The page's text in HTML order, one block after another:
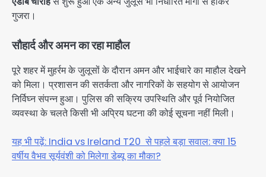
गुजरा।
सौहार्द और अमन का रहा माहौल
पूरे शहर में मुहर्रम के जुलूसों के दौरान अमन और भाईचारे का माहौल देखने
को मिला। प्रशासन की सतर्कता और नागरिकों के सहयोग से आयोजन
निर्विघ्न संपन्न हुआ। पुलिस की सक्रिय उपस्थिति और पूर्व नियोजित
व्यवस्था के चलते किसी भी अप्रिय घटना की कोई सूचना नहीं मिली।
यह भी पढ़ें: India vs Ireland T20 से पहले बड़ा सवाल: क्या 15
वर्षीय वैभव सूर्यवंशी को मिलेगा डेब्यू का मौका?